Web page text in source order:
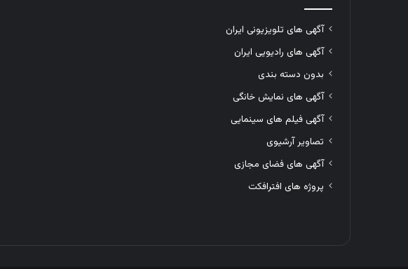
آگهی های تلویزیونی ایران
آگهی های رادیویی ایران
بدون دسته بندی
آگهی های نمایش خانگی
آگهی فیلم های سینمایی
تصاویر آرشیوی
آگهی های فضای مجازی
پروژه های افترافکت